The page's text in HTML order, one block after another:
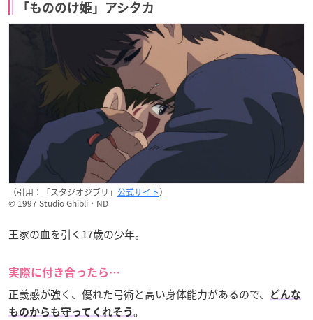
「もののけ姫」アシタカ
（引用：「スタジオジブリ」 公式サイト）
© 1997 Studio Ghibli・ND
王家の血を引く17歳の少年。
実際に付き合ったら…
正義感が強く、優れた弓術と高い身体能力があるので、
どんな
ものからも守ってくれそう。